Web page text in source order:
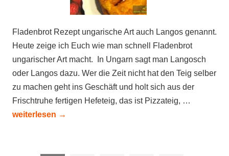
Fladenbrot Rezept ungarische Art auch Langos genannt.
Heute zeige ich Euch wie man schnell Fladenbrot
ungarischer Art macht. In Ungarn sagt man Langosch
oder Langos dazu. Wer die Zeit nicht hat den Teig selber
zu machen geht ins Geschäft und holt sich aus der
Frischtruhe fertigen Hefeteig, das ist Pizzateig, …
weiterlesen →